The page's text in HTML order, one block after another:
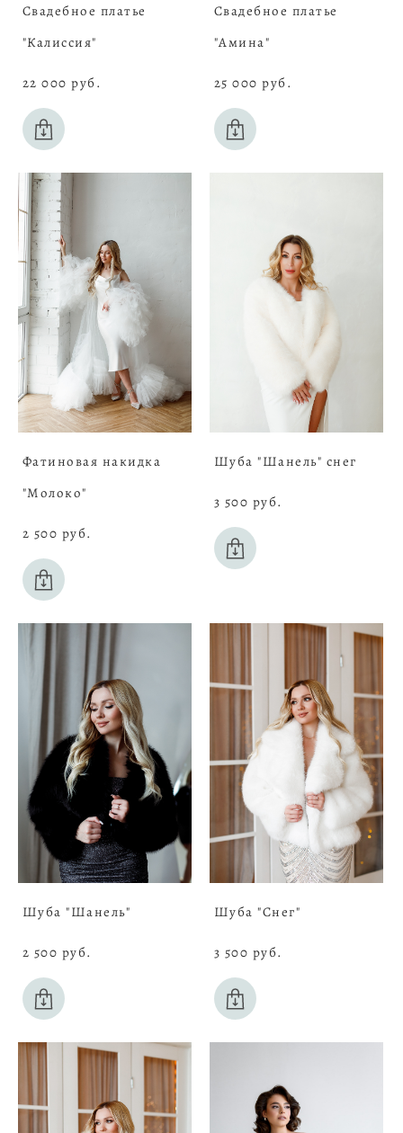
Свадебное платье
"Калиссия"
22 000 pуб.
Свадебное платье
"Амина"
25 000 pуб.
Фатиновая накидка
"Молоко"
2 500 pуб.
Шуба "Шанель" снег
3 500 pуб.
Шуба "Шанель"
2 500 pуб.
Шуба "Снег"
3 500 pуб.